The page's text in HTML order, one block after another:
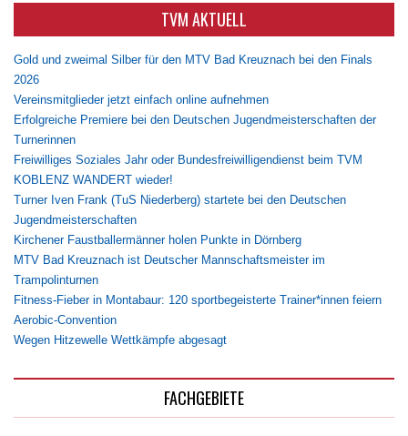
TVM AKTUELL
Gold und zweimal Silber für den MTV Bad Kreuznach bei den Finals
2026
Vereinsmitglieder jetzt einfach online aufnehmen
Erfolgreiche Premiere bei den Deutschen Jugendmeisterschaften der
Turnerinnen
Freiwilliges Soziales Jahr oder Bundesfreiwilligendienst beim TVM
KOBLENZ WANDERT wieder!
Turner Iven Frank (TuS Niederberg) startete bei den Deutschen
Jugendmeisterschaften
Kirchener Faustballermänner holen Punkte in Dörnberg
MTV Bad Kreuznach ist Deutscher Mannschaftsmeister im
Trampolinturnen
Fitness-Fieber in Montabaur: 120 sportbegeisterte Trainer*innen feiern
Aerobic-Convention
Wegen Hitzewelle Wettkämpfe abgesagt
FACHGEBIETE